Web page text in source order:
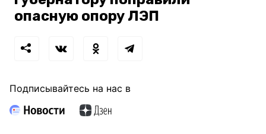
опасную опору ЛЭП
Подписывайтесь на нас в